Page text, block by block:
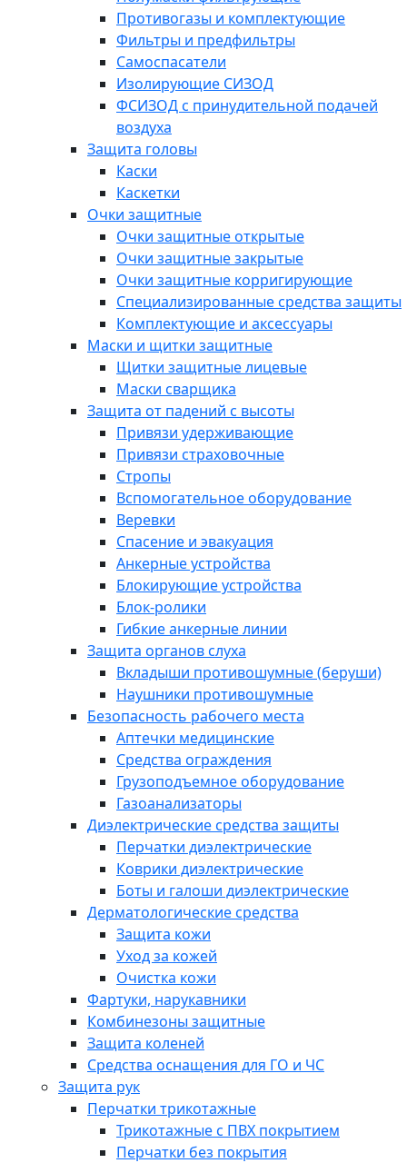
Противогазы и комплектующие
Фильтры и предфильтры
Самоспасатели
Изолирующие СИЗОД
ФСИЗОД с принудительной подачей
воздуха
Защита головы
Каски
Каскетки
Очки защитные
Очки защитные открытые
Очки защитные закрытые
Очки защитные корригирующие
Специализированные средства защиты
Комплектующие и аксессуары
Маски и щитки защитные
Щитки защитные лицевые
Маски сварщика
Защита от падений с высоты
Привязи удерживающие
Привязи страховочные
Стропы
Вспомогательное оборудование
Веревки
Спасение и эвакуация
Анкерные устройства
Блокирующие устройства
Блок-ролики
Гибкие анкерные линии
Защита органов слуха
Вкладыши противошумные (беруши)
Наушники противошумные
Безопасность рабочего места
Аптечки медицинские
Средства ограждения
Грузоподъемное оборудование
Газоанализаторы
Диэлектрические средства защиты
Перчатки диэлектрические
Коврики диэлектрические
Боты и галоши диэлектрические
Дерматологические средства
Защита кожи
Уход за кожей
Очистка кожи
Фартуки, нарукавники
Комбинезоны защитные
Защита коленей
Средства оснащения для ГО и ЧС
Защита рук
Перчатки трикотажные
Трикотажные с ПВХ покрытием
Перчатки без покрытия